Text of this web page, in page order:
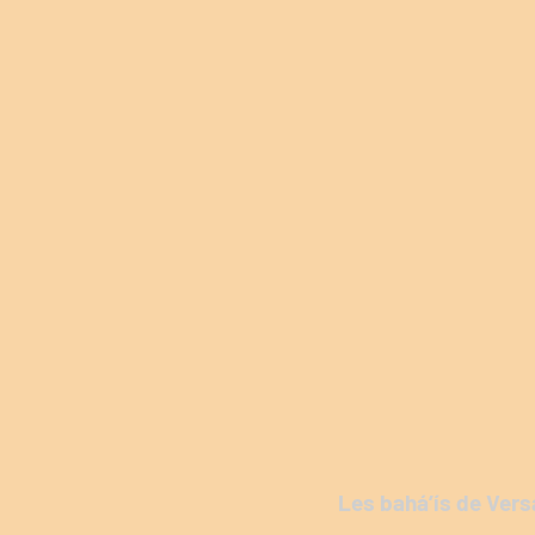
Les bahá’ís de